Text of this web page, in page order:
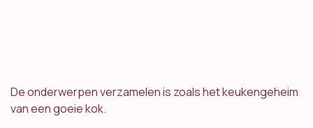
De onderwerpen verzamelen is zoals het keukengeheim
van een goeie kok.